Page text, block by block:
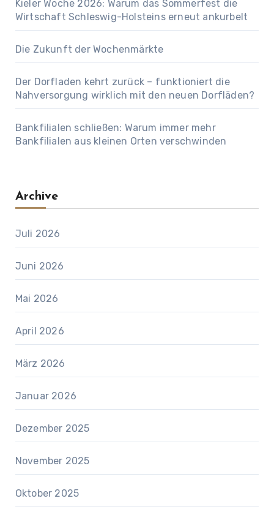
Kieler Woche 2026: Warum das Sommerfest die
Wirtschaft Schleswig-Holsteins erneut ankurbelt
Die Zukunft der Wochenmärkte
Der Dorfladen kehrt zurück – funktioniert die
Nahversorgung wirklich mit den neuen Dorfläden?
Bankfilialen schließen: Warum immer mehr
Bankfilialen aus kleinen Orten verschwinden
Archive
Juli 2026
Juni 2026
Mai 2026
April 2026
März 2026
Januar 2026
Dezember 2025
November 2025
Oktober 2025